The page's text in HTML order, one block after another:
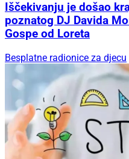
Iščekivanju je došao
poznatog DJ Davida
Gospe od Loreta
Besplatne radionice za djecu